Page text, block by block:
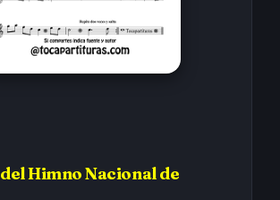
del Himno Nacional de